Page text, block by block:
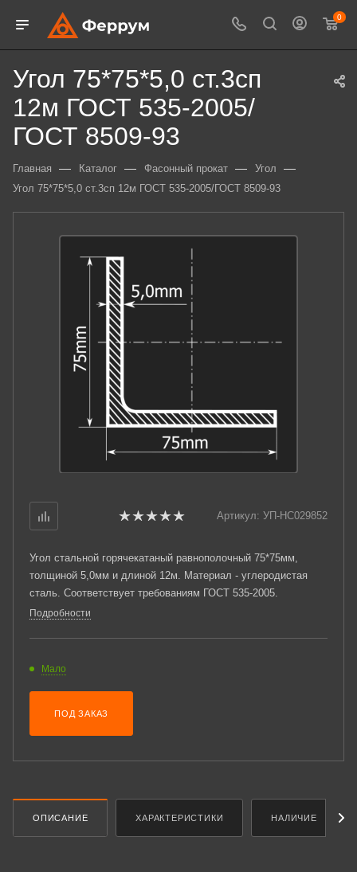
0
Угол 75*75*5,0 ст.3сп
12м ГОСТ 535-2005/
ГОСТ 8509-93
Главная — Каталог — Фасонный прокат — Угол —
Угол 75*75*5,0 ст.3сп 12м ГОСТ 535-2005/ГОСТ 8509-93
Артикул: УП-НС029852
Угол стальной горячекатаный равнополочный 75*75мм,
толщиной 5,0мм и длиной 12м. Материал - углеродистая
сталь. Соответствует требованиям ГОСТ 535-2005.
Подробности
Мало
ПОД ЗАКАЗ
ОПИСАНИЕ ХАРАКТЕРИСТИКИ НАЛИЧИЕ